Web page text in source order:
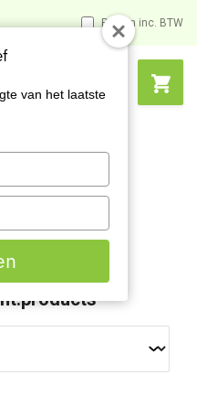
Prijzen inc. BTW
van het laatste